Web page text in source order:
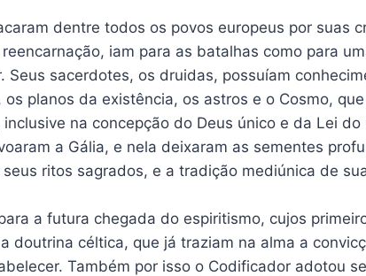
dentre todos os povos europeus por suas
iam para as batalhas como para
Seus sacerdotes, os druidas, possuíam
os planos da existência, os astros e o Cosmo,
na concepção do Deus único e da Lei do
a Gália, e nela deixaram as sementes
ritos sagrados, e a tradição mediúnica de
a futura chegada do espiritismo, cujos
doutrina céltica, que já traziam na alma a
Também por isso o Codificador adotou